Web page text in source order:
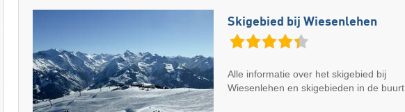
Skigebied bij Wiesenlehen
Alle informatie over het skigebied bij
Wiesenlehen en skigebieden in de buurt